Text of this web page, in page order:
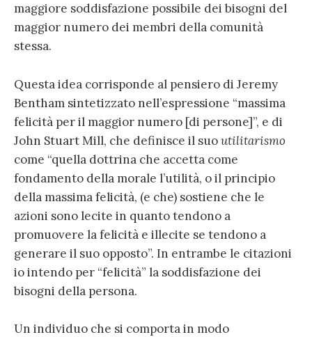
maggiore soddisfazione possibile dei bisogni del
maggior numero dei membri della comunità
stessa.
Questa idea corrisponde al pensiero di Jeremy
Bentham sintetizzato nell’espressione “massima
felicità per il maggior numero [di persone]”, e di
John Stuart Mill, che definisce il suoutilitarismo
come “quella dottrina che accetta come
fondamento della morale l’utilità, o il principio
della massima felicità, (e che) sostiene che le
azioni sono lecite in quanto tendono a
promuovere la felicità e illecite se tendono a
generare il suo opposto”. In entrambe le citazioni
io intendo per “felicità” la soddisfazione dei
bisogni della persona.
Un individuo che si comporta in modo